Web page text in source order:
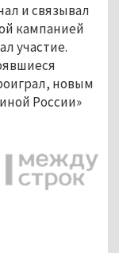
и связывал
кампанией
участие.
новым
России»